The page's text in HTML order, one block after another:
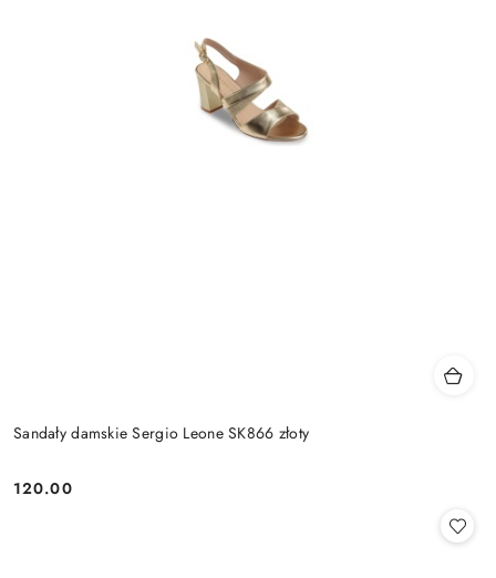
Sandały damskie Sergio Leone SK866 złoty
Cena:
120.00